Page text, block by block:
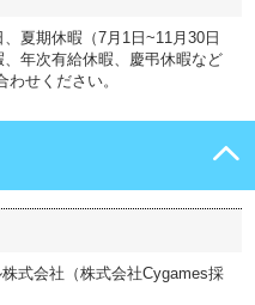
夏期休暇（7月1日~11月30日
年次有給休暇、慶弔休暇など
せください。
式会社（株式会社Cygames採